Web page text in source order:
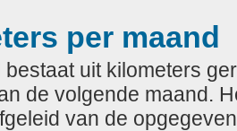
per maand
bestaat uit kilometers
de volgende maand.
van de